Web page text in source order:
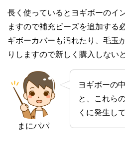
長く使っているとヨギボーのイ
ますので補充ビーズを追加する
ギボーカバーも汚れたり、毛玉
りしますので新しく購入しない
まにパパ
ヨギボーの
と、これら
くに発生し